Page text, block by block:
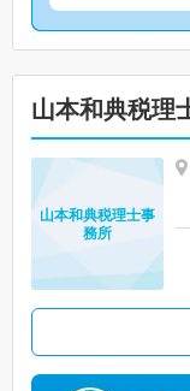
山本和典税理
山本和典税理士事
務所